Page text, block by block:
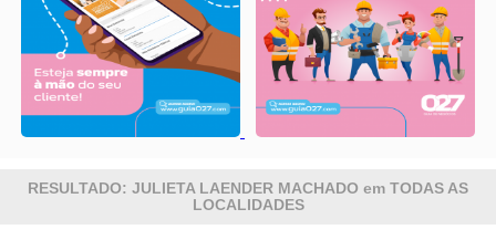
RESULTADO: JULIETA LAENDER MACHADO em TODAS AS
LOCALIDADES